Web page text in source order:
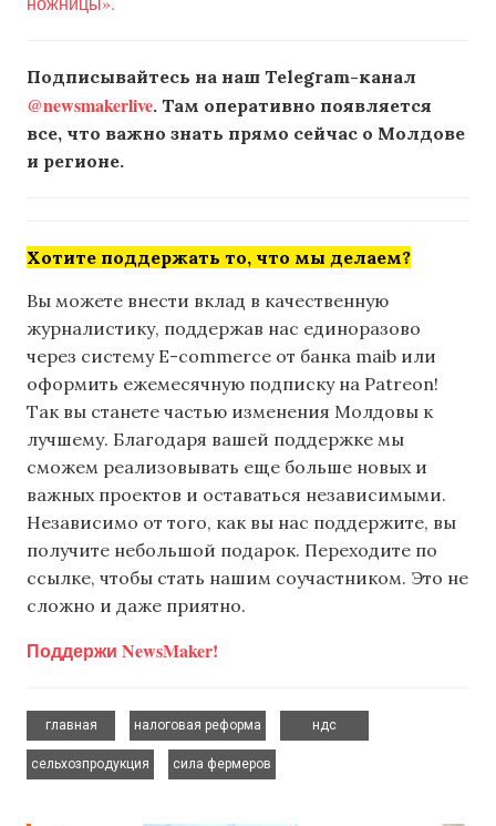
Подписывайтесь на наш Telegram-канал
@newsmakerlive. Там оперативно появляется
все, что важно знать прямо сейчас о Молдове
и регионе.
Хотите поддержать то, что мы делаем?
Вы можете внести вклад в качественную
журналистику, поддержав нас единоразово
через систему E-commerce от банка maib или
оформить ежемесячную подписку на Patreon!
Так вы станете частью изменения Молдовы к
лучшему. Благодаря вашей поддержке мы
сможем реализовывать еще больше новых и
важных проектов и оставаться независимыми.
Независимо от того, как вы нас поддержите, вы
получите небольшой подарок. Переходите по
ссылке, чтобы стать нашим соучастником. Это не
сложно и даже приятно.
Поддержи NewsMaker!
главная
налоговая реформа
ндс
сельхозпродукция
сила фермеров